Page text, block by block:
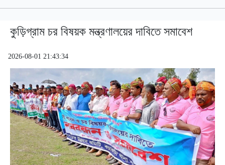
কুড়িগ্রাম চর বিষয়ক মন্ত্রণালয়ের দাবিতে সমাবেশ
2026-08-01 21:43:34